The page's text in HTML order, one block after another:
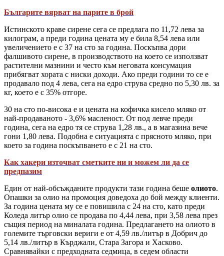
Българите вярват на парите в брой
Истинското краве сирене сега се предлага по 11,72 лева за
килограм, а преди година цената му е била 8,54 лева или
увеличението е с 37 на сто за година. Поскъпва дори
фалшивото сирене, в производството на което се използват
растителни мазнини и често към неговата консумация
прибягват хората с ниски доходи. Ако преди години то се е
продавало под 4 лева, сега на едро струва средно по 5,30 лв. за
кг, което е с 35% отгоре.
30 на сто по-висока е и цената на кофичка кисело мляко от
най-продаваното - 3,6% масленост. От под левче преди
година, сега на едро тя се струва 1,28 лв., а в магазина вече
гони 1,80 лева. Подобна е ситуацията с прясното мляко, при
което за година поскъпването е с 21 на сто.
Как хакери източват сметките ни и можем ли да се
предпазим
Един от най-обсъжданите продукти тази година беше олиото.
Опашки за олио на промоция доведоха до бой между клиенти.
За година цената му се е повишила с 24 на сто, като преди
Коледа литър олио се продава по 4,44 лева, при 3,58 лева през
същия период на миналата година. Предлагането на олиото в
големите търговски вериги е от 4,59 лв./литър в Добрич до
5,14 лв./литър в Кърджали, Стара Загора и Хасково.
Сравнявайки с предходната седмица, в седем области